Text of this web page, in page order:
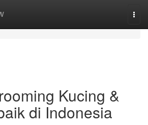
Kucing &
di Indonesia